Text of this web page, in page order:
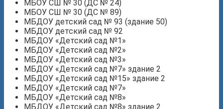
МБОУ СШ № 30 (ДС № 24)
МБОУ СШ № 30 (ДС № 89)
МБДОУ детский сад № 93 (здание 50)
МБДОУ детский сад № 92
МБДОУ «Детский сад №1»
МБДОУ «Детский сад №2»
МБДОУ «Детский сад №3»
МБДОУ «Детский сад №7» здание 2
МБДОУ «Детский сад №15» здание 2
МБДОУ «Детский сад №7»
МБДОУ «Детский сад №8»
МБДОУ «Детский сад №8» здание 2